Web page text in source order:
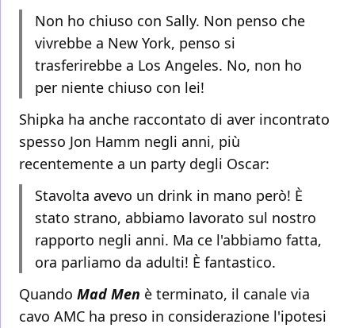
Non ho chiuso con Sally. Non penso che
vivrebbe a New York, penso si
trasferirebbe a Los Angeles. No, non ho
per niente chiuso con lei!
Shipka ha anche raccontato di aver incontrato
spesso Jon Hamm negli anni, più
recentemente a un party degli Oscar:
Stavolta avevo un drink in mano però! È
stato strano, abbiamo lavorato sul nostro
rapporto negli anni. Ma ce l'abbiamo fatta,
ora parliamo da adulti! È fantastico.
Quando Mad Men è terminato, il canale via
cavo AMC ha preso in considerazione l'ipotesi